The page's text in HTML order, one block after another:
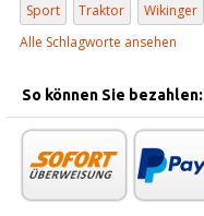
Sport
Traktor
Wikinger
Alle Schlagworte ansehen
So können Sie bezahlen: